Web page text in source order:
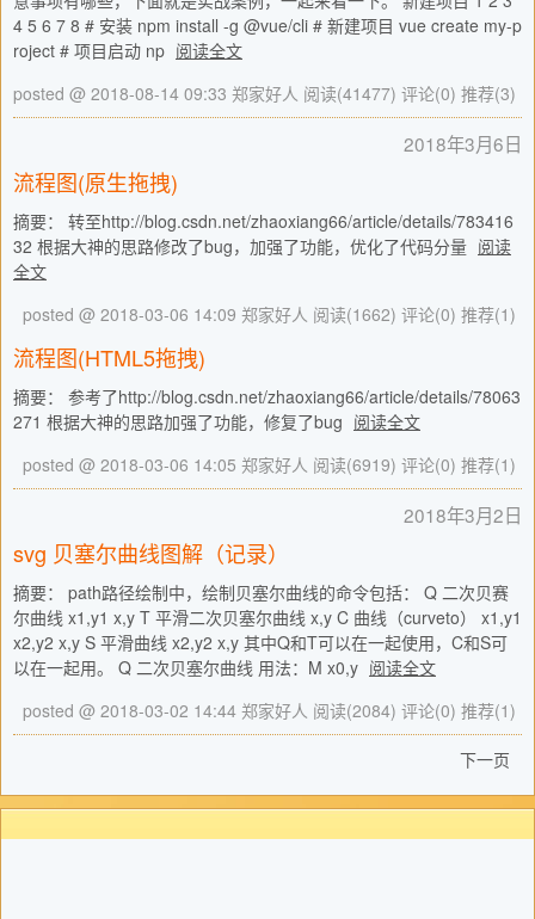
4 5 6 7 8 # 安装 npm install -g @vue/cli # 新建项目 vue create my-p
roject # 项目启动 np 阅读全文
posted @ 2018-08-14 09:33 郑家好人 阅读(41477) 评论(0) 推荐(3)
2018年3月6日
流程图(原生拖拽)
摘要： 转至http://blog.csdn.net/zhaoxiang66/article/details/783416
32 根据大神的思路修改了bug，加强了功能，优化了代码分量 阅读
全文
posted @ 2018-03-06 14:09 郑家好人 阅读(1662) 评论(0) 推荐(1)
流程图(HTML5拖拽)
摘要： 参考了http://blog.csdn.net/zhaoxiang66/article/details/78063
271 根据大神的思路加强了功能，修复了bug 阅读全文
posted @ 2018-03-06 14:05 郑家好人 阅读(6919) 评论(0) 推荐(1)
2018年3月2日
svg 贝塞尔曲线图解（记录）
摘要： path路径绘制中，绘制贝塞尔曲线的命令包括： Q 二次贝赛
尔曲线 x1,y1 x,y T 平滑二次贝塞尔曲线 x,y C 曲线（curveto） x1,y1
x2,y2 x,y S 平滑曲线 x2,y2 x,y 其中Q和T可以在一起使用，C和S可
以在一起用。 Q 二次贝塞尔曲线 用法：M x0,y 阅读全文
posted @ 2018-03-02 14:44 郑家好人 阅读(2084) 评论(0) 推荐(1)
下一页